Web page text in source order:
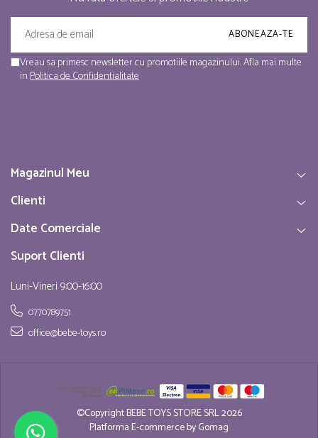
Vreau sa primesc newsletter cu promotiile magazinului. Afla mai multe
inPolitica de Confidentialitate
Magazinul Meu
Clienti
Date Comerciale
Suport Clienti
Luni-Vineri 9:00-16:00
0770789751
office@bebe-toys.ro
©Copyright BEBE TOYS STORE SRL 2026
Platforma E-commerce by Gomag